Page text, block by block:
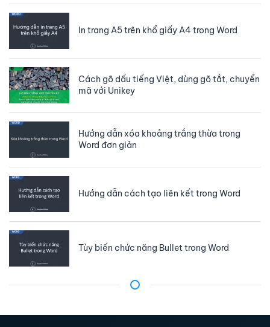
In trang A5 trên khổ giấy A4 trong Word
Cách gõ dấu tiếng Việt, dùng gõ tắt, chuyển
mã với Unikey
Hướng dẫn xóa khoảng trắng thừa trong
Word đơn giản
Hướng dẫn cách tạo liên kết trong Word
Tùy biến chức năng Bullet trong Word